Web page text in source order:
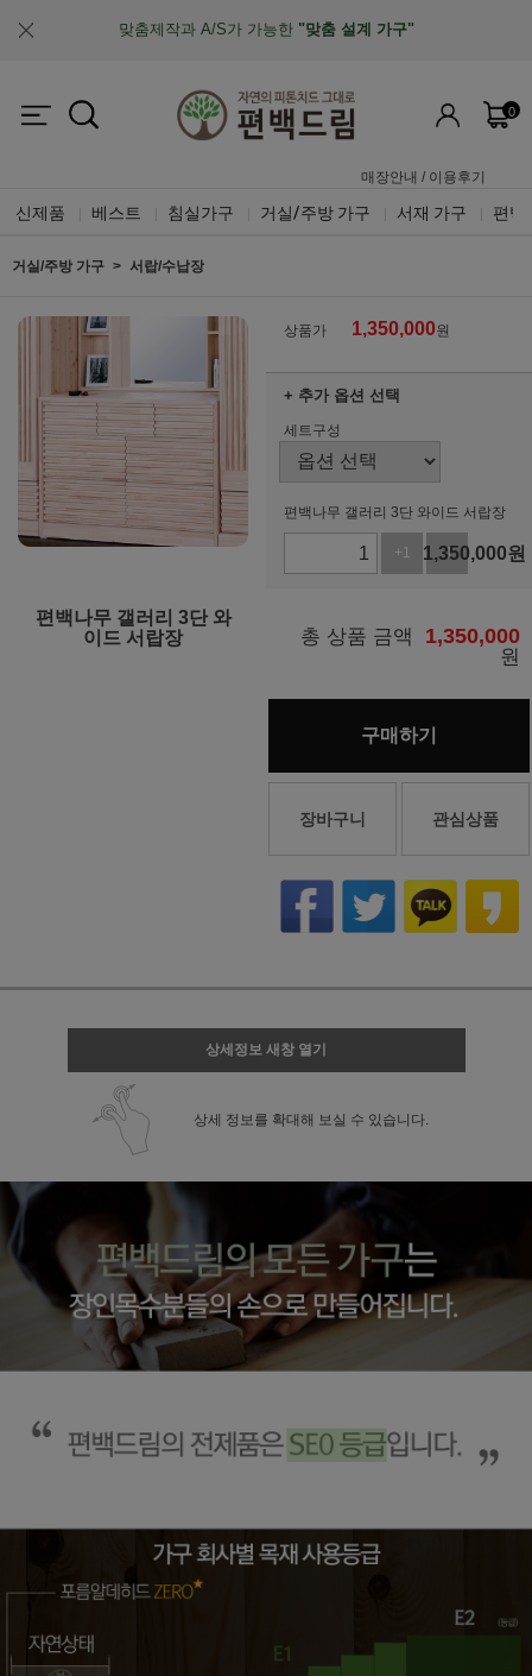
업계최초, 업계유일 체계적인 품질 검증 시스템
0
매장안내 / 이용후기
신제품 베스트 침실가구 거실/주방 가구 서재 가구 편백
거실/주방 가구 서랍/수납장
편백나무 갤러리 3단 와
이드 서랍장
상품가 1,350,000원
+ 추가 옵션 선택
세트구성
편백나무 갤러리 3단 와이드 서랍장
+1 -1
1,350,000원
총 상품 금액 1,350,000
원
구매하기
장바구니 관심상품
상세정보 새창 열기
상세 정보를 확대해 보실 수 있습니다.